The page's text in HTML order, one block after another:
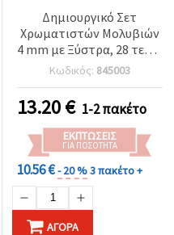
Δημιουργικό Σετ
Χρωματιστών Μολυβιών
4 mm με Ξύστρα, 28 τεμ. -
6 Νέον, 6 Παστέλ, 6
Μεταλλικά, 6 Πολύχρωμα,
2 Λευκά, 2 Μαύρα
Κωδικός: 845003
13.20€ 1-2 πακέτο
ΕΚΠΤΏΣΕΙΣ
ΓΙΑ ΠΟΣΌΤΗΤΑ
10.56 €- 20 %3 πακέτο +
ΑΓΟΡΆ